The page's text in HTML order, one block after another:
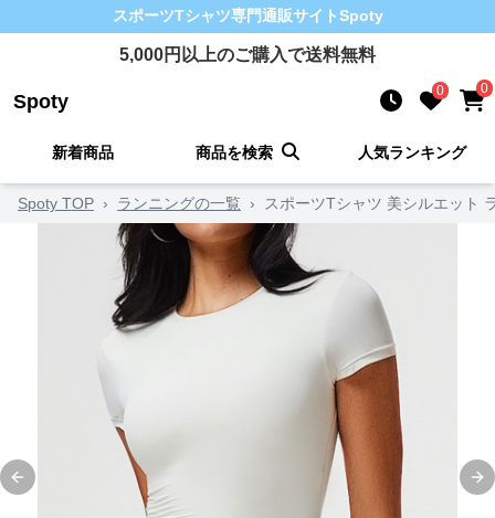
スポーツTシャツ専門通販サイトSpoty
5,000円以上のご購入で送料無料
Spoty 0 0
新着商品 商品を検索 人気ランキング
Spoty TOP › ランニングの一覧 › スポーツTシャツ 美シルエット
Previous slide